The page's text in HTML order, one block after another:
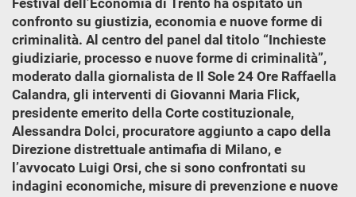
Festival dell’Economia di Trento ha ospitato un
confronto su giustizia, economia e nuove forme di
criminalità. Al centro del panel dal titolo “Inchieste
giudiziarie, processo e nuove forme di criminalità”,
moderato dalla giornalista de Il Sole 24 Ore Raffaella
Calandra, gli interventi di Giovanni Maria Flick,
presidente emerito della Corte costituzionale,
Alessandra Dolci, procuratore aggiunto a capo della
Direzione distrettuale antimafia di Milano, e
l’avvocato Luigi Orsi, che si sono confrontati su
indagini economiche, misure di prevenzione e nuove